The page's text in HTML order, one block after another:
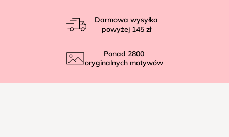
Darmowa wysyłka
powyżej 145 zł
Ponad 2800
oryginalnych motywów